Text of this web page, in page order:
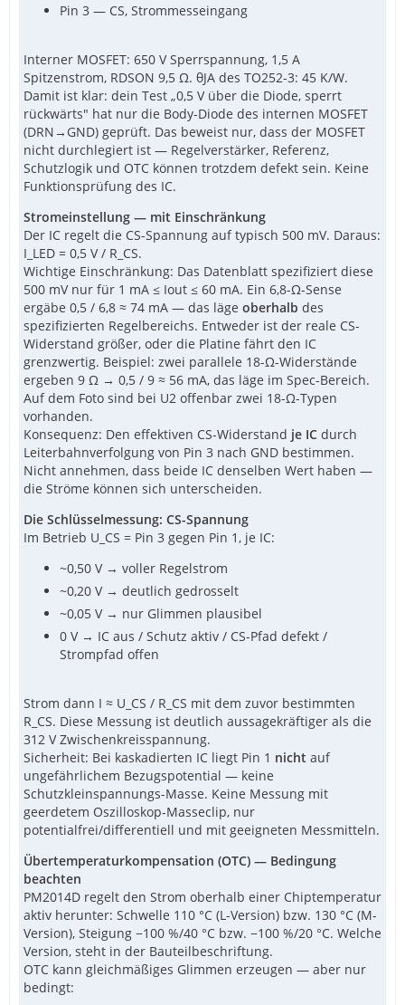
Pin 3 — CS, Strommesseingang
Interner MOSFET: 650 V Sperrspannung, 1,5 A
Spitzenstrom, RDSON 9,5 Ω. θJA des TO252-3: 45 K/W.
Damit ist klar: dein Test „0,5 V über die Diode, sperrt
rückwärts" hat nur die Body-Diode des internen MOSFET
(DRN→GND) geprüft. Das beweist nur, dass der MOSFET
nicht durchlegiert ist — Regelverstärker, Referenz,
Schutzlogik und OTC können trotzdem defekt sein. Keine
Funktionsprüfung des IC.
Stromeinstellung — mit Einschränkung
Der IC regelt die CS-Spannung auf typisch 500 mV. Daraus:
I_LED = 0,5 V / R_CS.
Wichtige Einschränkung: Das Datenblatt spezifiziert diese
500 mV nur für 1 mA ≤ Iout ≤ 60 mA. Ein 6,8-Ω-Sense
ergäbe 0,5 / 6,8 ≈ 74 mA — das läge oberhalb des
spezifizierten Regelbereichs. Entweder ist der reale CS-
Widerstand größer, oder die Platine fährt den IC
grenzwertig. Beispiel: zwei parallele 18-Ω-Widerstände
ergeben 9 Ω → 0,5 / 9 ≈ 56 mA, das läge im Spec-Bereich.
Auf dem Foto sind bei U2 offenbar zwei 18-Ω-Typen
vorhanden.
Konsequenz: Den effektiven CS-Widerstand je IC durch
Leiterbahnverfolgung von Pin 3 nach GND bestimmen.
Nicht annehmen, dass beide IC denselben Wert haben —
die Ströme können sich unterscheiden.
Die Schlüsselmessung: CS-Spannung
Im Betrieb U_CS = Pin 3 gegen Pin 1, je IC:
~0,50 V → voller Regelstrom
~0,20 V → deutlich gedrosselt
~0,05 V → nur Glimmen plausibel
0 V → IC aus / Schutz aktiv / CS-Pfad defekt /
Strompfad offen
Strom dann I ≈ U_CS / R_CS mit dem zuvor bestimmten
R_CS. Diese Messung ist deutlich aussagekräftiger als die
312 V Zwischenkreisspannung.
Sicherheit: Bei kaskadierten IC liegt Pin 1 nicht auf
ungefährlichem Bezugspotential — keine
Schutzkleinspannungs-Masse. Keine Messung mit
geerdetem Oszilloskop-Masseclip, nur
potentialfrei/differentiell und mit geeigneten Messmitteln.
Übertemperaturkompensation (OTC) — Bedingung
beachten
PM2014D regelt den Strom oberhalb einer Chiptemperatur
aktiv herunter: Schwelle 110 °C (L-Version) bzw. 130 °C (M-
Version), Steigung −100 %/40 °C bzw. −100 %/20 °C. Welche
Version, steht in der Bauteilbeschriftung.
OTC kann gleichmäßiges Glimmen erzeugen — aber nur
bedingt: